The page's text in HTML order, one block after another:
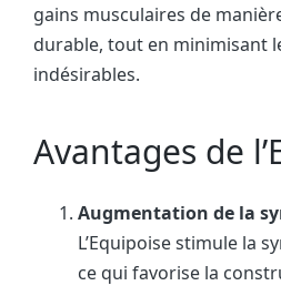
gains musculaires de
durable, tout en minimisant
indésirables.
Avantages de
Augmentation de la
L’Equipoise stimule la
ce qui favorise la